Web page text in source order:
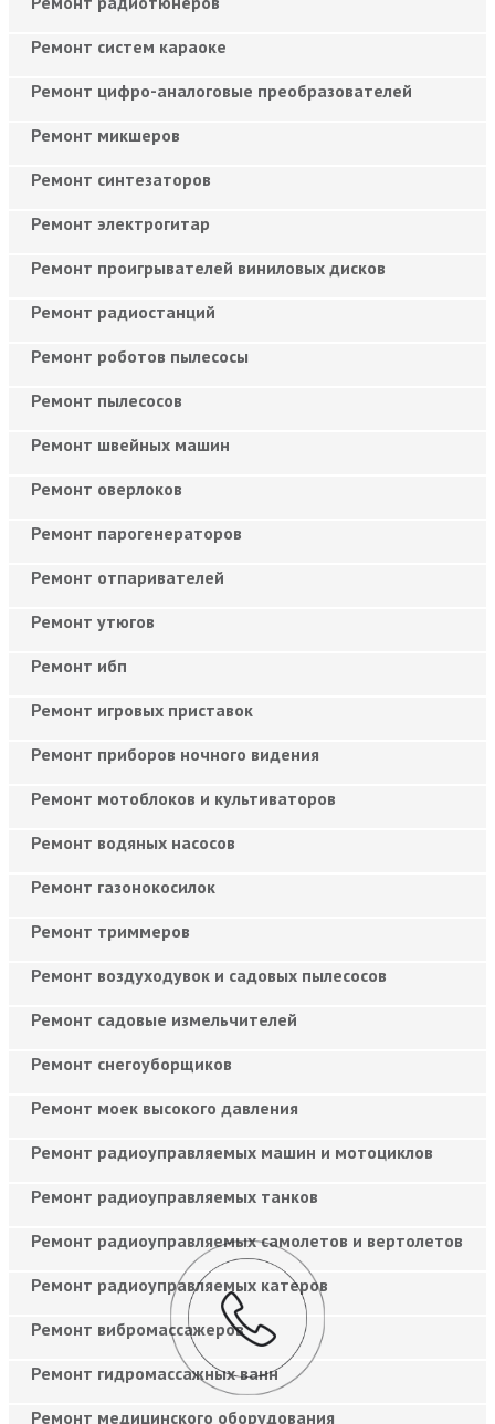
Ремонт систем караоке
Ремонт цифро-аналоговые преобразователей
Ремонт микшеров
Ремонт синтезаторов
Ремонт электрогитар
Ремонт проигрывателей виниловых дисков
Ремонт радиостанций
Ремонт роботов пылесосы
Ремонт пылесосов
Ремонт швейных машин
Ремонт оверлоков
Ремонт парогенераторов
Ремонт отпаривателей
Ремонт утюгов
Ремонт ибп
Ремонт игровых приставок
Ремонт приборов ночного видения
Ремонт мотоблоков и культиваторов
Ремонт водяных насосов
Ремонт газонокосилок
Ремонт триммеров
Ремонт воздуходувок и садовых пылесосов
Ремонт садовые измельчителей
Ремонт снегоуборщиков
Ремонт моек высокого давления
Ремонт радиоуправляемых машин и мотоциклов
Ремонт радиоуправляемых танков
Ремонт радиоуправляемых самолетов и вертолетов
Ремонт радиоуправляемых катеров
Ремонт вибромассажеров
Ремонт гидромассажных ванн
Ремонт медицинского оборудования